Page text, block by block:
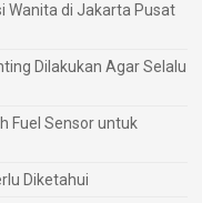
Wanita di Jakarta Pusat
Dilakukan Agar Selalu
Fuel Sensor untuk
Diketahui